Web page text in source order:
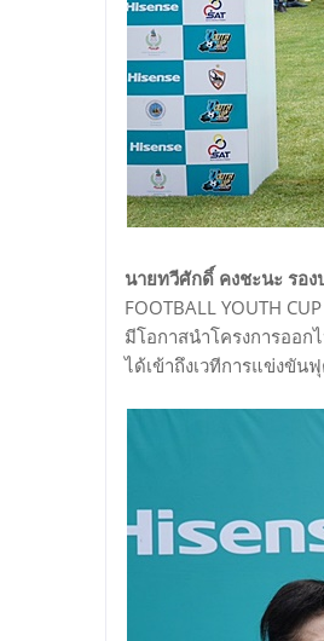
นายทวีศักดิ์ คงชะนะ รอง
FOOTBALL YOUTH
มีโอกาสนำโครงการออ
ได้เข้าถึงเวทีการแข่งขัน